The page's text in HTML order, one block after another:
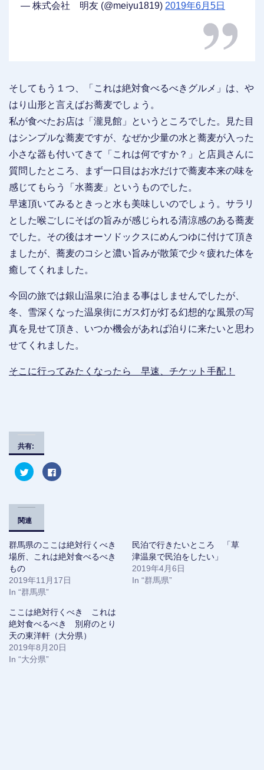
— 株式会社 明友 (@meiyu1819) 2019年6月5日
そしてもう１つ、「これは絶対食べるべきグルメ」は、や
はり山形と言えばお蕎麦でしょう。
私が食べたお店は「瀧見館」というところでした。見た目
はシンプルな蕎麦ですが、なぜか少量の水と蕎麦が入った
小さな器も付いてきて「これは何ですか？」と店員さんに
質問したところ、まず一口目はお水だけで蕎麦本来の味を
感じてもらう「水蕎麦」というものでした。
早速頂いてみるときっと水も美味しいのでしょう。サラリ
とした喉ごしにそばの旨みが感じられる清涼感のある蕎麦
でした。その後はオーソドックスにめんつゆに付けて頂き
ましたが、蕎麦のコシと濃い旨みが散策で少々疲れた体を
癒してくれました。
今回の旅では銀山温泉に泊まる事はしませんでしたが、
冬、雪深くなった温泉街にガス灯が灯る幻想的な風景の写
真を見せて頂き、いつか機会があれば泊りに来たいと思わ
せてくれました。
そこに行ってみたくなったら 早速、チケット手配！
共有:
ク
リ
て
w
i
t
t
e
で
有
(
新
し
ウ
ィ
ン
ド
ウ
で
開
き
F
a
有
す
る
に
ク
リ
て
く
だ
さ
い
(
新
関連
群馬県のここは絶対行くべき
場所、これは絶対食べるべき
もの
2019年11月17日
In “群馬県”
民泊で行きたいところ 「草
津温泉で民泊をしたい」
2019年4月6日
In “群馬県”
ここは絶対行くべき これは
絶対食べるべき 別府のとり
天の東洋軒（大分県）
2019年8月20日
In “大分県”